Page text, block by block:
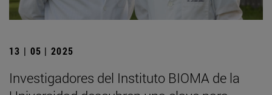
13 | 05 | 2025
Investigadores del Instituto BIOMA de la